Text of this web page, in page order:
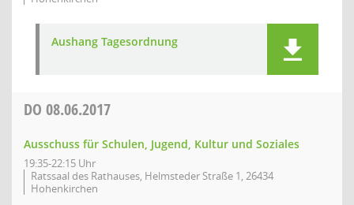
Aushang Tagesordnung
DO 08.06.2017
Ausschuss für Schulen, Jugend, Kultur und Soziales
19:35-22:15 Uhr
Ratssaal des Rathauses, Helmsteder Straße 1, 26434
Hohenkirchen